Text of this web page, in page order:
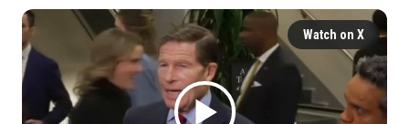
Watch on X